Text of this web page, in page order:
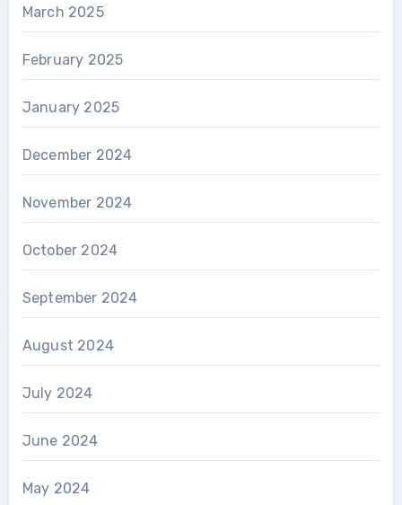
March 2025
February 2025
January 2025
December 2024
November 2024
October 2024
September 2024
August 2024
July 2024
June 2024
May 2024